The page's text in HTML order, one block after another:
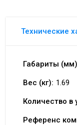
Технические
Габариты
Вес (кг): 1.69
Количество в
Референс